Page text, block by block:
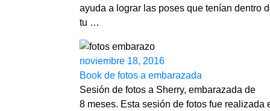
ayuda a lograr las poses que tenían dentro
tu …
noviembre 18, 2016
Book de fotos a embarazada
Sesión de fotos a Sherry, embarazada de
8 meses. Esta sesión de fotos fue realizada